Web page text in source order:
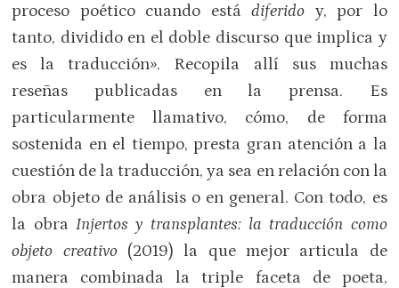
proceso poético cuando estádiferido y, por lo
tanto, dividido en el doble discurso que implica y
es la traducción». Recopila allí sus muchas
reseñas publicadas en la prensa. Es
particularmente llamativo, cómo, de forma
sostenida en el tiempo, presta gran atención a la
cuestión de la traducción, ya sea en relación con la
obra objeto de análisis o en general. Con todo, es
la obraInjertos y transplantes: la traducción como
objeto creativo(2019) la que mejor articula de
manera combinada la triple faceta de poeta,